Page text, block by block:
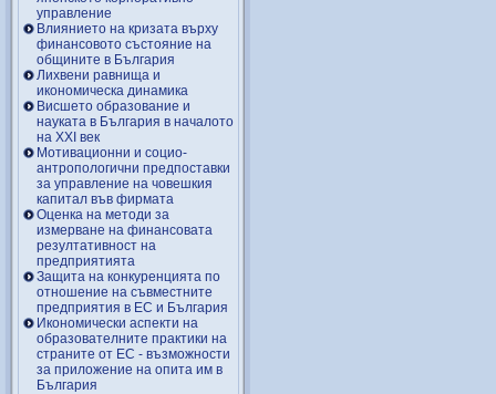
управление
Влиянието на кризата върху
финансовото състояние на
общините в България
Лихвени равнища и
икономическа динамика
Висшето образование и
науката в България в началото
на ХХІ век
Мотивационни и социо-
антропологични предпоставки
за управление на човешкия
капитал във фирмата
Оценка на методи за
измерване на финансовата
резултативност на
предприятията
Защита на конкуренцията по
отношение на съвместните
предприятия в ЕС и България
Икономически аспекти на
образователните практики на
страните от ЕС - възможности
за приложение на опита им в
България